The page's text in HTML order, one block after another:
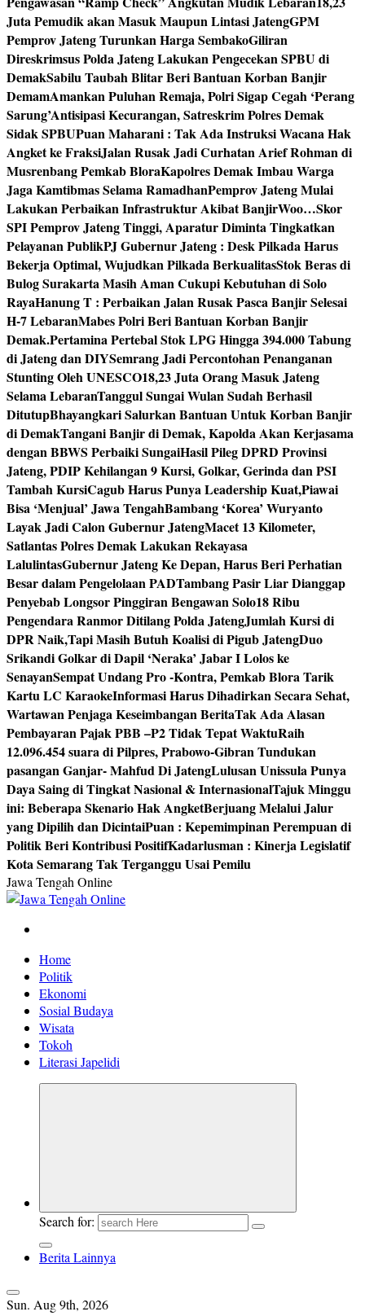
Juta Pemudik akan Masuk Maupun Lintasi JatengGPM
Pemprov Jateng Turunkan Harga SembakoGiliran
Direskrimsus Polda Jateng Lakukan Pengecekan SPBU di
DemakSabilu Taubah Blitar Beri Bantuan Korban Banjir
DemamAmankan Puluhan Remaja, Polri Sigap Cegah ‘Perang
Sarung’Antisipasi Kecurangan, Satreskrim Polres Demak
Sidak SPBUPuan Maharani : Tak Ada Instruksi Wacana Hak
Angket ke FraksiJalan Rusak Jadi Curhatan Arief Rohman di
Musrenbang Pemkab BloraKapolres Demak Imbau Warga
Jaga Kamtibmas Selama RamadhanPemprov Jateng Mulai
Lakukan Perbaikan Infrastruktur Akibat BanjirWoo…Skor
SPI Pemprov Jateng Tinggi, Aparatur Diminta Tingkatkan
Pelayanan PublikPJ Gubernur Jateng : Desk Pilkada Harus
Bekerja Optimal, Wujudkan Pilkada BerkualitasStok Beras di
Bulog Surakarta Masih Aman Cukupi Kebutuhan di Solo
RayaHanung T : Perbaikan Jalan Rusak Pasca Banjir Selesai
H-7 LebaranMabes Polri Beri Bantuan Korban Banjir
Demak.Pertamina Pertebal Stok LPG Hingga 394.000 Tabung
di Jateng dan DIYSemrang Jadi Percontohan Penanganan
Stunting Oleh UNESCO18,23 Juta Orang Masuk Jateng
Selama LebaranTanggul Sungai Wulan Sudah Berhasil
DitutupBhayangkari Salurkan Bantuan Untuk Korban Banjir
di DemakTangani Banjir di Demak, Kapolda Akan Kerjasama
dengan BBWS Perbaiki SungaiHasil Pileg DPRD Provinsi
Jateng, PDIP Kehilangan 9 Kursi, Golkar, Gerinda dan PSI
Tambah KursiCagub Harus Punya Leadership Kuat,Piawai
Bisa ‘Menjual’ Jawa TengahBambang ‘Korea’ Wuryanto
Layak Jadi Calon Gubernur JatengMacet 13 Kilometer,
Satlantas Polres Demak Lakukan Rekayasa
LalulintasGubernur Jateng Ke Depan, Harus Beri Perhatian
Besar dalam Pengelolaan PADTambang Pasir Liar Dianggap
Penyebab Longsor Pinggiran Bengawan Solo18 Ribu
Pengendara Ranmor Ditilang Polda JatengJumlah Kursi di
DPR Naik,Tapi Masih Butuh Koalisi di Pigub JatengDuo
Srikandi Golkar di Dapil ‘Neraka’ Jabar I Lolos ke
SenayanSempat Undang Pro -Kontra, Pemkab Blora Tarik
Kartu LC KaraokeInformasi Harus Dihadirkan Secara Sehat,
Wartawan Penjaga Keseimbangan BeritaTak Ada Alasan
Pembayaran Pajak PBB –P2 Tidak Tepat WaktuRaih
12.096.454 suara di Pilpres, Prabowo-Gibran Tundukan
pasangan Ganjar- Mahfud Di JatengLulusan Unissula Punya
Daya Saing di Tingkat Nasional & InternasionalTajuk Minggu
ini: Beberapa Skenario Hak AngketBerjuang Melalui Jalur
yang Dipilih dan DicintaiPuan : Kepemimpinan Perempuan di
Politik Beri Kontribusi PositifKadarlusman : Kinerja Legislatif
Kota Semarang Tak Terganggu Usai Pemilu
Jawa Tengah Online
Berita Jawa Tengah Terbaru dan Terkini
Home
Politik
Ekonomi
Sosial Budaya
Wisata
Tokoh
Literasi Japelidi
Search for:
Berita Lainnya
Sun. Aug 9th, 2026